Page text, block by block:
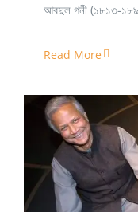
আবদুল গনী (১৮১৩-
Read More
অর্থনীতিতে না